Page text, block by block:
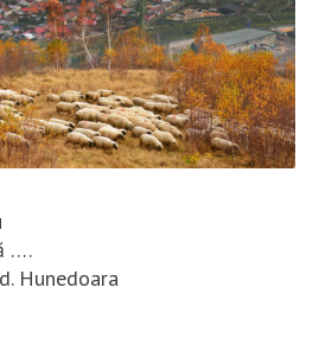
….
Hunedoara